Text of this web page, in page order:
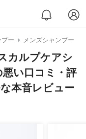
プー メンズシャンプー
カルプケアシ
い口コミ・評
本音レビュー